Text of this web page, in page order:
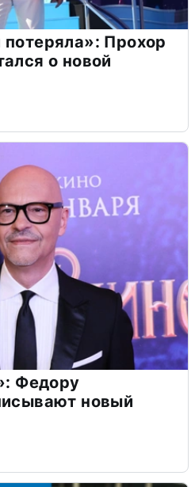
Прохор
о новой
Федору
новый